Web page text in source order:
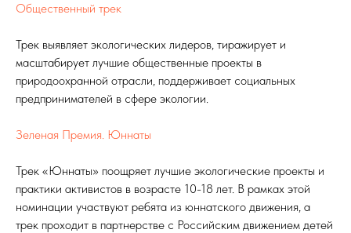
Общественный трек
Трек выявляет экологических лидеров, тиражирует и
масштабирует лучшие общественные проекты в
природоохранной отрасли, поддерживает социальных
предпринимателей в сфере экологии.
Зеленая Премия. Юннаты
Трек «Юннаты» поощряет лучшие экологические проекты и
практики активистов в возрасте 10-18 лет. В рамках этой
номинации участвуют ребята из юннатского движения, а
трек проходит в партнерстве с Российским движением детей